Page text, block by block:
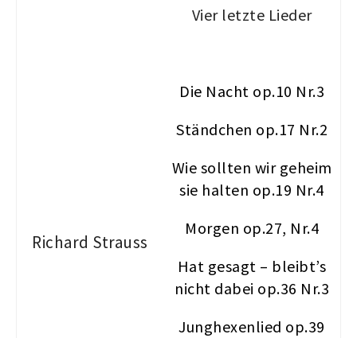
Richard Strauss
Vier letzte Lieder
Die Nacht op.10 Nr.3
Ständchen op.17 Nr.2
Wie sollten wir geheim
sie halten op.19 Nr.4
Morgen op.27, Nr.4
Hat gesagt – bleibt’s
nicht dabei op.36 Nr.3
Junghexenlied op.39